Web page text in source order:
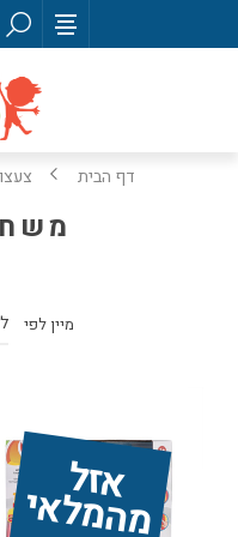
דף הבית
מיין לפי
אז
ל
מ
ה
מ
ל
אי